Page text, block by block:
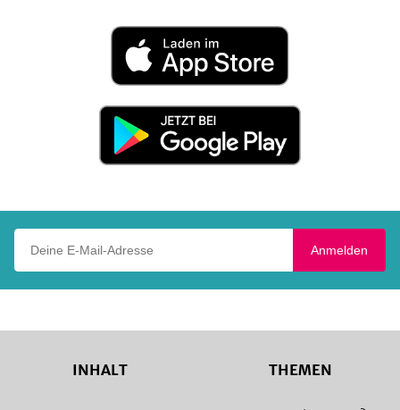
Laden
im
App
Jetzt
Google
Anmelden
INHALT THEMEN